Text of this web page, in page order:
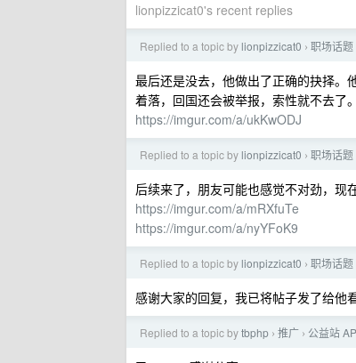
lionpizzicat0's recent replies
Replied to a topic by lionpizzicat0 › 职场话题
最后还是没去，他做出了正确的抉择。
着落，回国还会被举报，索性就不去了
https://imgur.com/a/ukKwODJ
Replied to a topic by lionpizzicat0 › 职场话题
后续来了，朋友可能也感觉不对劲，现
https://imgur.com/a/mRXfuTe
https://imgur.com/a/nyYFoK9
Replied to a topic by lionpizzicat0 › 职场话题
感谢大家的回复，我已将帖子发了给他
Replied to a topic bytbphp › 推广 › 公益站